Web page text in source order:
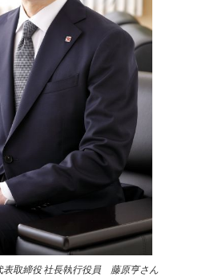
表取締役 社長執行役員 藤原亨さん